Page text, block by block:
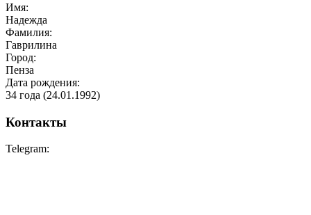
Имя:
Надежда
Фамилия:
Гаврилина
Город:
Пенза
Дата рождения:
34 года (24.01.1992)
Контакты
Telegram: